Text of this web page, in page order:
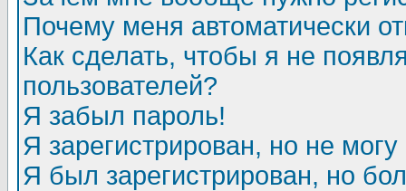
Почему меня автоматически
Как сделать, чтобы я не
пользователей?
Я забыл пароль!
Я зарегистрирован, но не могу
Я был зарегистрирован, но